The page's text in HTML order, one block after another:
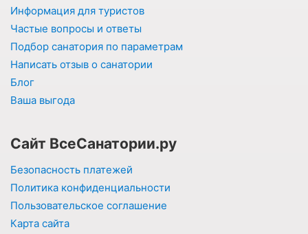
Информация для туристов
Частые вопросы и ответы
Подбор санатория по параметрам
Написать отзыв о санатории
Блог
Ваша выгода
Сайт ВсеСанатории.ру
Безопасность платежей
Политика конфиденциальности
Пользовательское соглашение
Карта сайта